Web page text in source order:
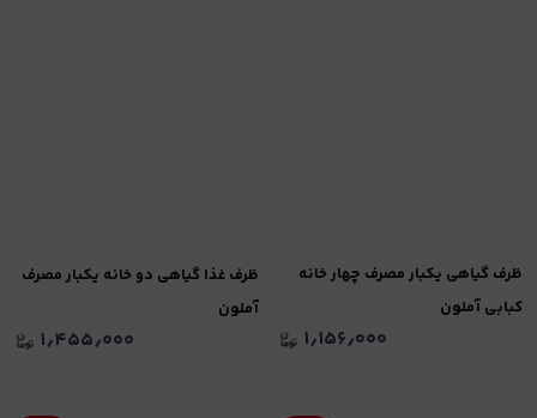
ظرف گیاهی یکبار مصرف چهار خانه
کبابی آملون
۱٫۱۵۶٫۰۰۰
ظرف غذا گیاهی دو خانه یکبار مصرف
آملون
۱٫۴۵۵٫۰۰۰